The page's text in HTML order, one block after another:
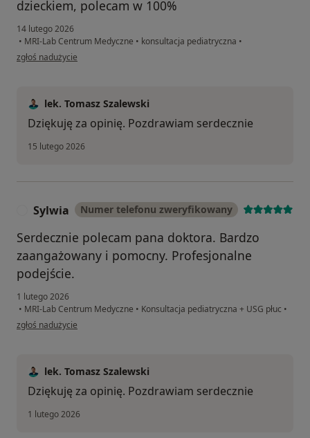
dzieckiem, polecam w 100%
14 lutego 2026
• MRI-Lab Centrum Medyczne • konsultacja pediatryczna •
w opinii użytkownika Robert
zgłoś nadużycie
lek. Tomasz Szalewski
Dziękuję za opinię. Pozdrawiam serdecznie
15 lutego 2026
Sylwia Numer telefonu zweryfikowany
Serdecznie polecam pana doktora. Bardzo
zaangażowany i pomocny. Profesjonalne
podejście.
1 lutego 2026
• MRI-Lab Centrum Medyczne • Konsultacja pediatryczna + USG płuc •
w opinii użytkownika Sylwia
zgłoś nadużycie
lek. Tomasz Szalewski
Dziękuję za opinię. Pozdrawiam serdecznie
1 lutego 2026